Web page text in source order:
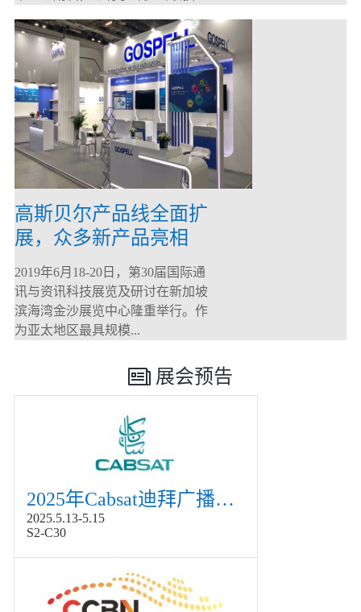
高斯贝尔产品线全面扩
展，众多新产品亮相
CommunicAsia 2019
2019年6月18-20日，第30届国际通
讯与资讯科技展览及研讨在新加坡
滨海湾金沙展览中心隆重举行。作
为亚太地区最具规模...
展会预告
2025年Cabsat迪拜广播电视展
2025.5.13-5.15
S2-C30